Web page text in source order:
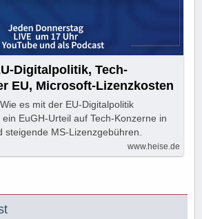
Digitalpolitik, Tech-
EU, Microsoft-Lizenzkosten
es mit der EU-Digitalpolitik
EuGH-Urteil auf Tech-Konzerne in
steigende MS-Lizenzgebühren.
www.heise.de